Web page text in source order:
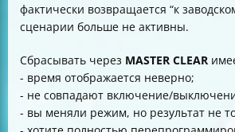
фактически возвращается “к
сценарии больше не активны.
Сбрасывать через MASTER CLEAR
- время отображается неверно;
- не совпадают включение/
- вы меняли режим, но результат не